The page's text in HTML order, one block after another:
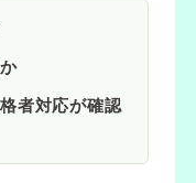
者対応が確認